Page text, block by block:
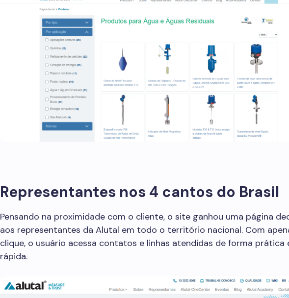
Representantes nos 4 cantos do Brasil
Pensando na proximidade com o cliente, o site ganhou uma página
aos representantes da Alutal em todo o território nacional. Com
clique, o usuário acessa contatos e linhas atendidas de forma prática
rápida.